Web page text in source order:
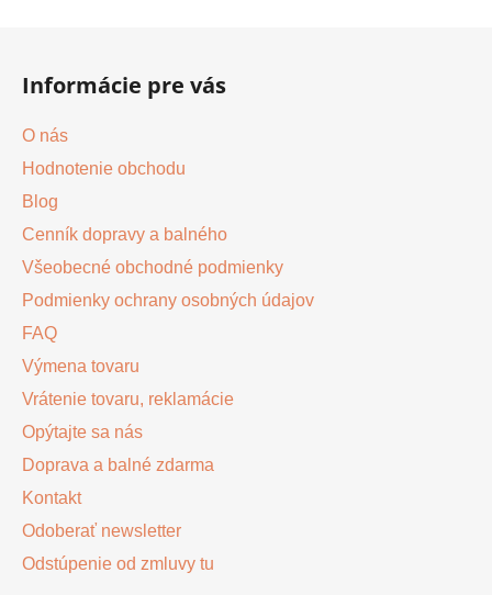
Informácie pre vás
O nás
Hodnotenie obchodu
Blog
Cenník dopravy a balného
Všeobecné obchodné podmienky
Podmienky ochrany osobných údajov
FAQ
Výmena tovaru
Vrátenie tovaru, reklamácie
Opýtajte sa nás
Doprava a balné zdarma
Kontakt
Odoberať newsletter
Odstúpenie od zmluvy tu